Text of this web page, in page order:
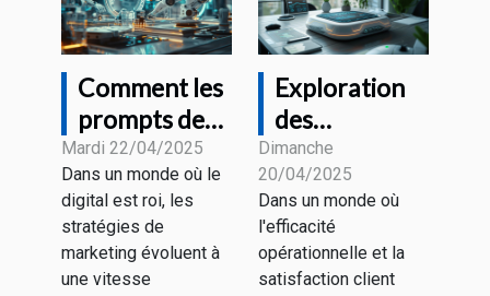
Comment les
prompts de
ChatGPT
transforment
le marketing
numérique en
2025
Mardi 22/04/2025
Dans un monde où le
digital est roi, les
stratégies de
marketing évoluent à
une vitesse
Exploration
des
avantages
des chatbots
pour les
entreprises
modernes
Dimanche
20/04/2025
Dans un monde où
l'efficacité
opérationnelle et la
satisfaction client